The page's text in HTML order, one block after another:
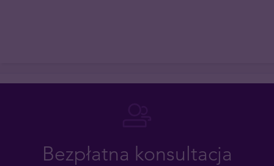
Bezpłatna konsultacja